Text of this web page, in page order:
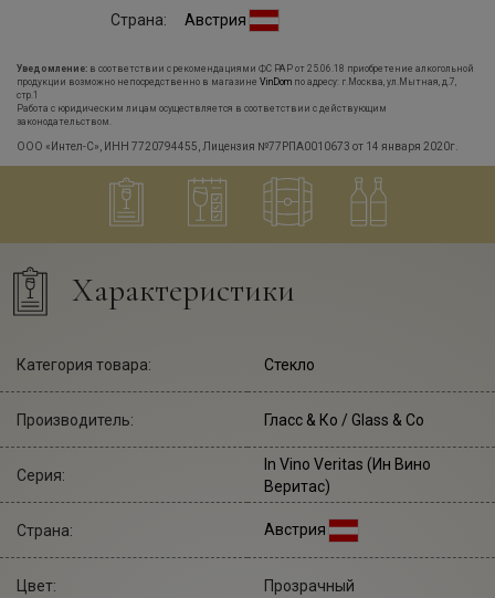
Страна: Австрия
Уведомление: в соответствии с рекомендациями ФС РАР от 25.06.18 приобретение алкогольной
продукции возможно непосредственно в магазине VinDom по адресу: г.Москва, ул.Мытная, д.7,
стр.1
Работа с юридическим лицам осуществляется в соответствии с действующим
законодательством.
ООО «Интел-С», ИНН 7720794455, Лицензия №77РПА0010673 от 14 января 2020г.
Характеристики
Категория товара: Стекло
Производитель: Гласс & Ко / Glass & Co
Серия:
In Vino Veritas (Ин Вино
Веритас)
Страна: Австрия
Цвет: Прозрачный